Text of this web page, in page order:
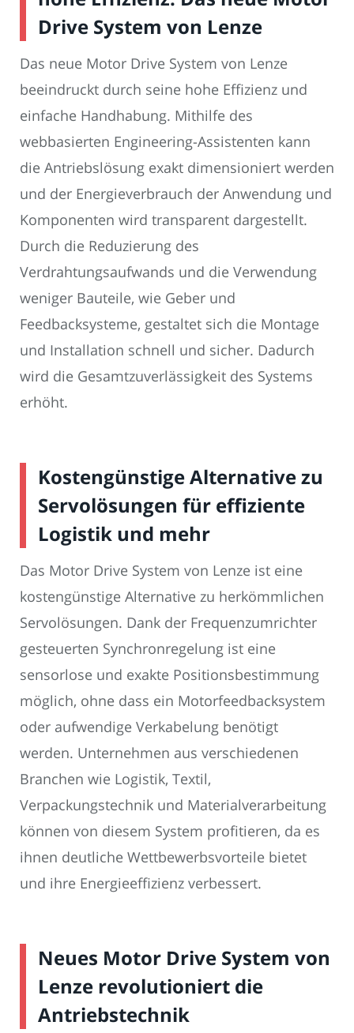
Drive System von Lenze
Das neue Motor Drive System von Lenze
beeindruckt durch seine hohe Effizienz und
einfache Handhabung. Mithilfe des
webbasierten Engineering-Assistenten kann
die Antriebslösung exakt dimensioniert werden
und der Energieverbrauch der Anwendung und
Komponenten wird transparent dargestellt.
Durch die Reduzierung des
Verdrahtungsaufwands und die Verwendung
weniger Bauteile, wie Geber und
Feedbacksysteme, gestaltet sich die Montage
und Installation schnell und sicher. Dadurch
wird die Gesamtzuverlässigkeit des Systems
erhöht.
Kostengünstige Alternative zu
Servolösungen für effiziente
Logistik und mehr
Das Motor Drive System von Lenze ist eine
kostengünstige Alternative zu herkömmlichen
Servolösungen. Dank der Frequenzumrichter
gesteuerten Synchronregelung ist eine
sensorlose und exakte Positionsbestimmung
möglich, ohne dass ein Motorfeedbacksystem
oder aufwendige Verkabelung benötigt
werden. Unternehmen aus verschiedenen
Branchen wie Logistik, Textil,
Verpackungstechnik und Materialverarbeitung
können von diesem System profitieren, da es
ihnen deutliche Wettbewerbsvorteile bietet
und ihre Energieeffizienz verbessert.
Neues Motor Drive System von
Lenze revolutioniert die
Antriebstechnik